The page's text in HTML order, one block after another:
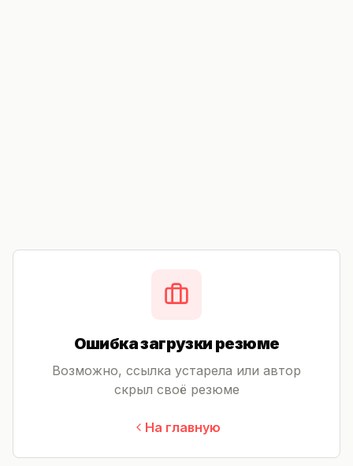
Ошибка загрузки резюме
Возможно, ссылка устарела или автор
скрыл своё резюме
На главную